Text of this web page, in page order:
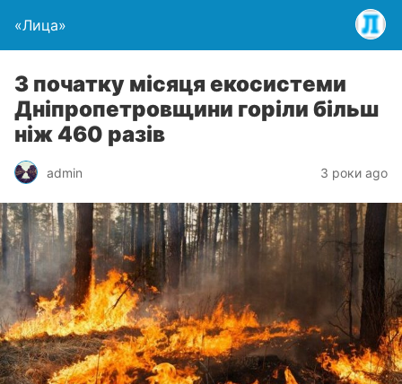
«Лица»
З початку місяця екосистеми
Дніпропетровщини горіли більш
ніж 460 разів
admin 3 роки ago